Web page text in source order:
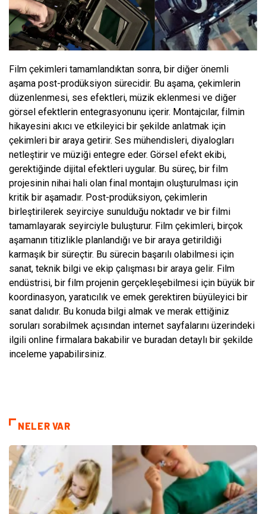
Film çekimleri tamamlandıktan sonra, bir diğer önemli
aşama post-prodüksiyon sürecidir. Bu aşama, çekimlerin
düzenlenmesi, ses efektleri, müzik eklenmesi ve diğer
görsel efektlerin entegrasyonunu içerir. Montajcılar, filmin
hikayesini akıcı ve etkileyici bir şekilde anlatmak için
çekimleri bir araya getirir. Ses mühendisleri, diyalogları
netleştirir ve müziği entegre eder. Görsel efekt ekibi,
gerektiğinde dijital efektleri uygular. Bu süreç, bir film
projesinin nihai hali olan final montajın oluşturulması için
kritik bir aşamadır. Post-prodüksiyon, çekimlerin
birleştirilerek seyirciye sunulduğu noktadır ve bir filmi
tamamlayarak seyirciyle buluşturur. Film çekimleri, birçok
aşamanın titizlikle planlandığı ve bir araya getirildiği
karmaşık bir süreçtir. Bu sürecin başarılı olabilmesi için
sanat, teknik bilgi ve ekip çalışması bir araya gelir. Film
endüstrisi, bir film projenin gerçekleşebilmesi için büyük bir
koordinasyon, yaratıcılık ve emek gerektiren büyüleyici bir
sanat dalıdır. Bu konuda bilgi almak ve merak ettiğiniz
soruları sorabilmek açısından internet sayfalarını üzerindeki
ilgili online firmalara bakabilir ve buradan detaylı bir şekilde
inceleme yapabilirsiniz.
NELER VAR